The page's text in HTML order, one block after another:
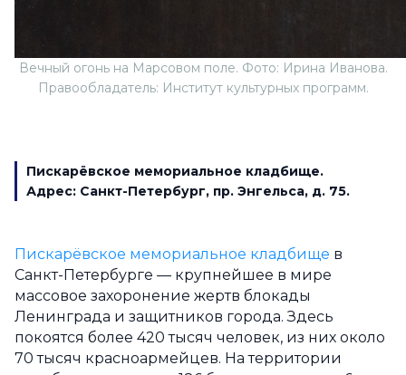
Вечный огонь на Марсовом поле. Фото: Ирина Иванова.
Правообладатель: Институт культурных программ.
Пискарёвское мемориальное кладбище.
Адрес: Санкт-Петербург, пр. Энгельса, д. 75.
Пискарёвское мемориальное кладбище в
Санкт-Петербурге — крупнейшее в мире
массовое захоронение жертв блокады
Ленинграда и защитников города. Здесь
покоятся более 420 тысяч человек, из них около
70 тысяч красноармейцев. На территории